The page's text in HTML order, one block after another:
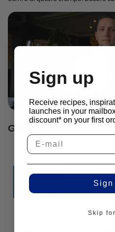
Gli chef lo
Drop Molds
$46.25
Sign up
Receive recipes,
launches in your
discount* on your first
Sign
Skip